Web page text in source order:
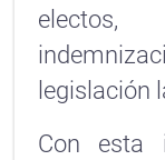
legislación
Con esta